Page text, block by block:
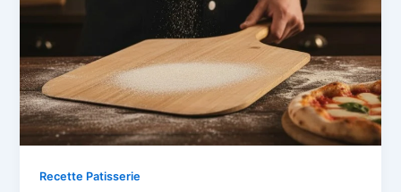
Recette Patisserie